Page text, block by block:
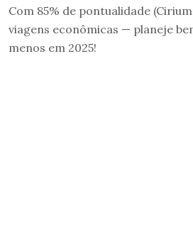
Com 85% de pontualidade
viagens econômicas — planeje
menos em 2025!